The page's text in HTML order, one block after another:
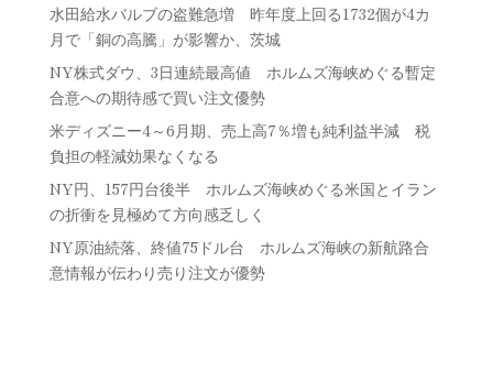
水田給水バルブの盗難急増 昨年度上回る1732個が4カ
月で「銅の高騰」が影響か、茨城
NY株式ダウ、3日連続最高値 ホルムズ海峡めぐる暫定
合意への期待感で買い注文優勢
米ディズニー4～6月期、売上高7％増も純利益半減 税
負担の軽減効果なくなる
NY円、157円台後半 ホルムズ海峡めぐる米国とイラン
の折衝を見極めて方向感乏しく
NY原油続落、終値75ドル台 ホルムズ海峡の新航路合
意情報が伝わり売り注文が優勢